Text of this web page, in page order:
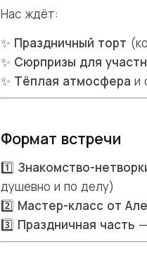
Нас ждёт:
✨ Праздничный торт
✨ Сюрпризы для
✨ Тёплая атмосфера и
Формат встречи
1️⃣ Знакомство-
душевно и по делу)
2️⃣
Мастер-класс от
3️⃣
Праздничная часть